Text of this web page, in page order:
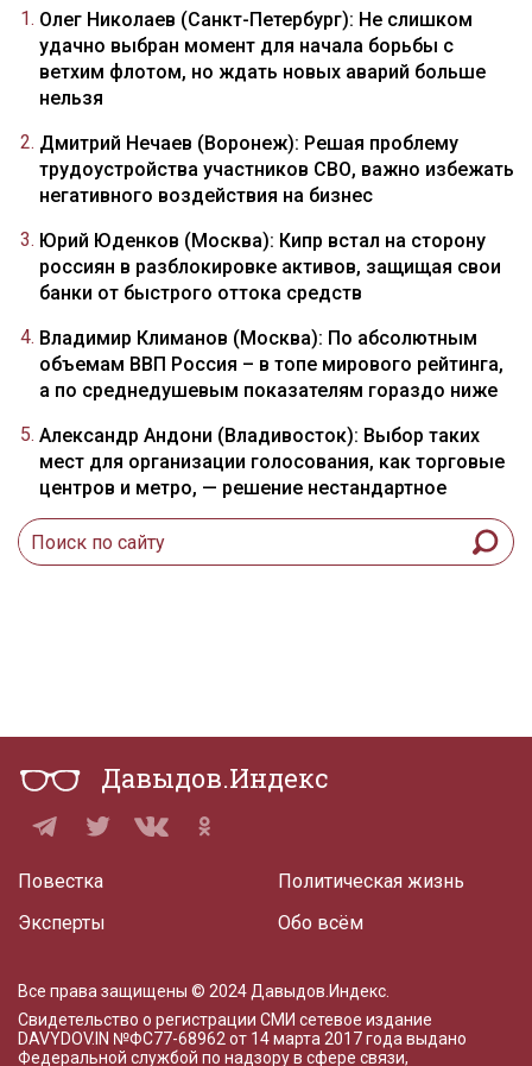
Олег Николаев (Санкт-Петербург): Не слишком
удачно выбран момент для начала борьбы с
ветхим флотом, но ждать новых аварий больше
нельзя
Дмитрий Нечаев (Воронеж): Решая проблему
трудоустройства участников СВО, важно избежать
негативного воздействия на бизнес
Юрий Юденков (Москва): Кипр встал на сторону
россиян в разблокировке активов, защищая свои
банки от быстрого оттока средств
Владимир Климанов (Москва): По абсолютным
объемам ВВП Россия – в топе мирового рейтинга,
а по среднедушевым показателям гораздо ниже
Александр Андони (Владивосток): Выбор таких
мест для организации голосования, как торговые
центров и метро, — решение нестандартное
Давыдов.Индекс
Повестка
Эксперты
Политическая жизнь
Обо всём
Все права защищены © 2024 Давыдов.Индекс.
Свидетельство о регистрации СМИ сетевое издание
DAVYDOV.IN №ФС77-68962 от 14 марта 2017 года выдано
Федеральной службой по надзору в сфере связи,